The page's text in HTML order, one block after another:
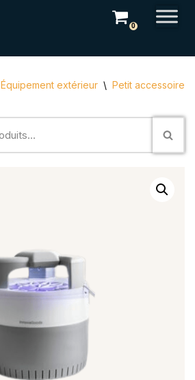
0
Équipement extérieur \ Petit accessoire